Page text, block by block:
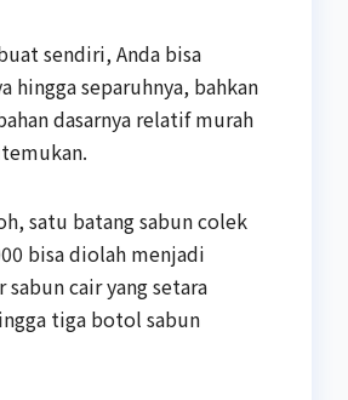
sendiri, Anda bisa
hingga separuhnya, bahkan
dasarnya relatif murah
satu batang sabun colek
bisa diolah menjadi
cair yang setara
tiga botol sabun